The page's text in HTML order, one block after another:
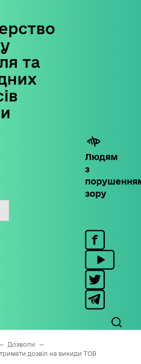
та
Людям
з
зору
Дозволи
—
дозвіл на викиди ТОВ